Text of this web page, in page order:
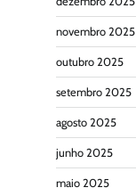
novembro 2025
outubro 2025
setembro 2025
agosto 2025
junho 2025
maio 2025